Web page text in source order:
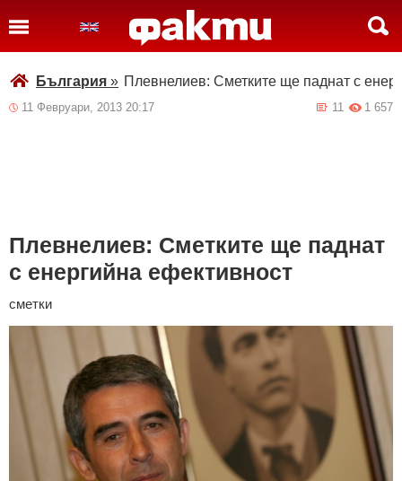
България » Плевнелиев: Сметките ще паднат с
11 Февруари, 2013 20:17 1 657
11
Плевнелиев: Сметките ще паднат
с енергийна ефективност
сметки